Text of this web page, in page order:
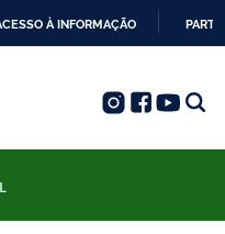
À INFORMAÇÃO